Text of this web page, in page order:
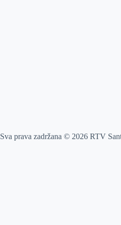
Sva prava zadržana © 2026 RTV